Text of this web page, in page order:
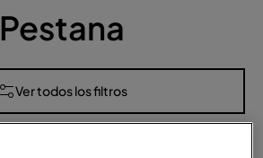
Pestana
Ver todos los filtros